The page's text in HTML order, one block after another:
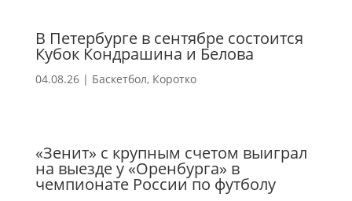
В Петербурге в сентябре состоится
Кубок Кондрашина и Белова
04.08.26| Баскетбол, Коротко
«Зенит» с крупным счетом выиграл
на выезде у «Оренбурга» в
чемпионате России по футболу